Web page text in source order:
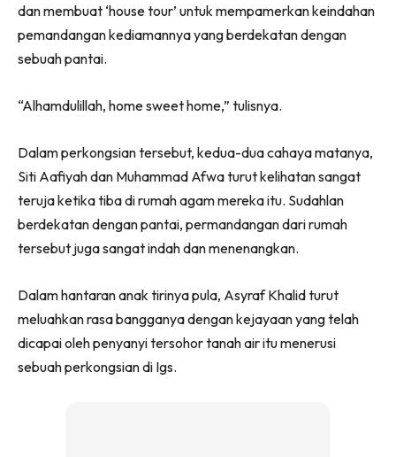
dan membuat ‘house tour’ untuk mempamerkan keindahan
pemandangan kediamannya yang berdekatan dengan
sebuah pantai.
“Alhamdulillah, home sweet home,” tulisnya.
Dalam perkongsian tersebut, kedua-dua cahaya matanya,
Siti Aafiyah dan Muhammad Afwa turut kelihatan sangat
teruja ketika tiba di rumah agam mereka itu. Sudahlan
berdekatan dengan pantai, permandangan dari rumah
tersebut juga sangat indah dan menenangkan.
Dalam hantaran anak tirinya pula, Asyraf Khalid turut
meluahkan rasa bangganya dengan kejayaan yang telah
dicapai oleh penyanyi tersohor tanah air itu menerusi
sebuah perkongsian di Igs.